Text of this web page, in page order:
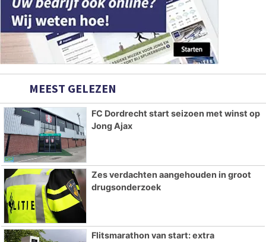
MEEST GELEZEN
FC Dordrecht start seizoen met winst op
Jong Ajax
Zes verdachten aangehouden in groot
drugsonderzoek
Flitsmarathon van start: extra